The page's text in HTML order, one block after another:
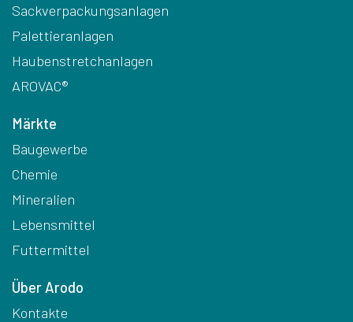
Sackverpackungsanlagen
Palettieranlagen
Haubenstretchanlagen
AROVAC®
Märkte
Baugewerbe
Chemie
Mineralien
Lebensmittel
Futtermittel
Über Arodo
Kontakte